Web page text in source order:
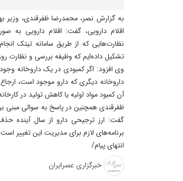
به گزارش نصر، محمدرضا ظفرقندی،
اقلام دارویی، گفت: اقلام دارویی به‌
نظارت‌هایی که از طریق سامانه تیتک
تشکیل داده‌ایم که وظیفه بررسی و نظارت
وی افزود: اگر کمبودی در یک داروخانه
داروخانه دیگری که دارو موجود است،
آن کمبود مواد اولیه یا کاهش تولید در
ظفرقندی همچنین در پاسخ به سوالی مبنی
گفت: ارز ترجیحی دارو از سال آینده
برنامه‌های لازم برای مدیریت این تغییر
انتهای پیام/
خبرگزاری عصرایران